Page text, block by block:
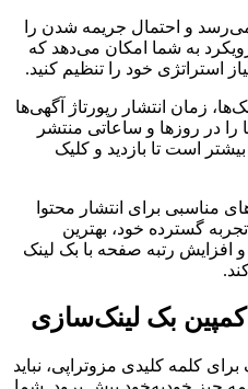
و احتمال جریمه شدن را
به شما امکان می‌دهد که
استراتژی خود را تنظیم کنید.
زمان انتشار رپورتاژ آگهی‌ها
را در روزها و ساعاتی منتشر
است تا بازدید و کلیک
مناسبی برای انتشار محتوا
گسترده خود، بهترین
افزایش رتبه صفحه با بک لینک
کمپین بک لینک‌سازی
کلمه کلیدی مزوتراپی، نباید